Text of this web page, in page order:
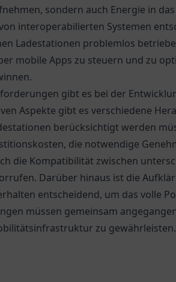
sondern auch Energie in
interoperabilierten Systemen
Ladestationen problemlos
mobile Apps zu steuern und zu
gibt es bei der
Aspekte gibt es verschiedene
berücksichtigt werden
die notwendige
die Kompatibilität zwischen
Darüber hinaus ist die
entscheidend, um das volle
müssen gemeinsam
zu gewährleisten.